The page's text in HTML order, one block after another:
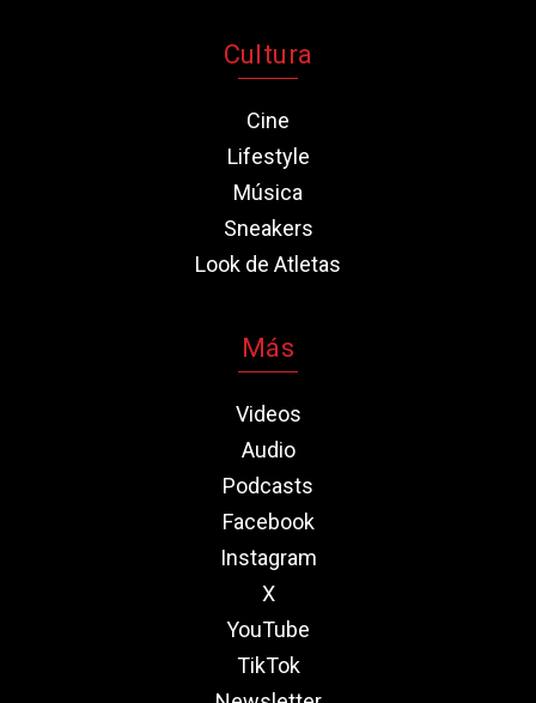
Cultura
Cine
Lifestyle
Música
Sneakers
Look de Atletas
Más
Videos
Audio
Podcasts
Facebook
Instagram
X
YouTube
TikTok